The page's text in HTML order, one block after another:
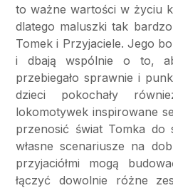
to ważne wartości w życiu
dlatego maluszki tak
Tomek i Przyjaciele. Jego
i dbają wspólnie o to,
przebiegało sprawnie i
dzieci pokochały
lokomotywek inspirowane
przenosić świat Tomka
własne scenariusze na
przyjaciółmi mogą
łączyć dowolnie różne